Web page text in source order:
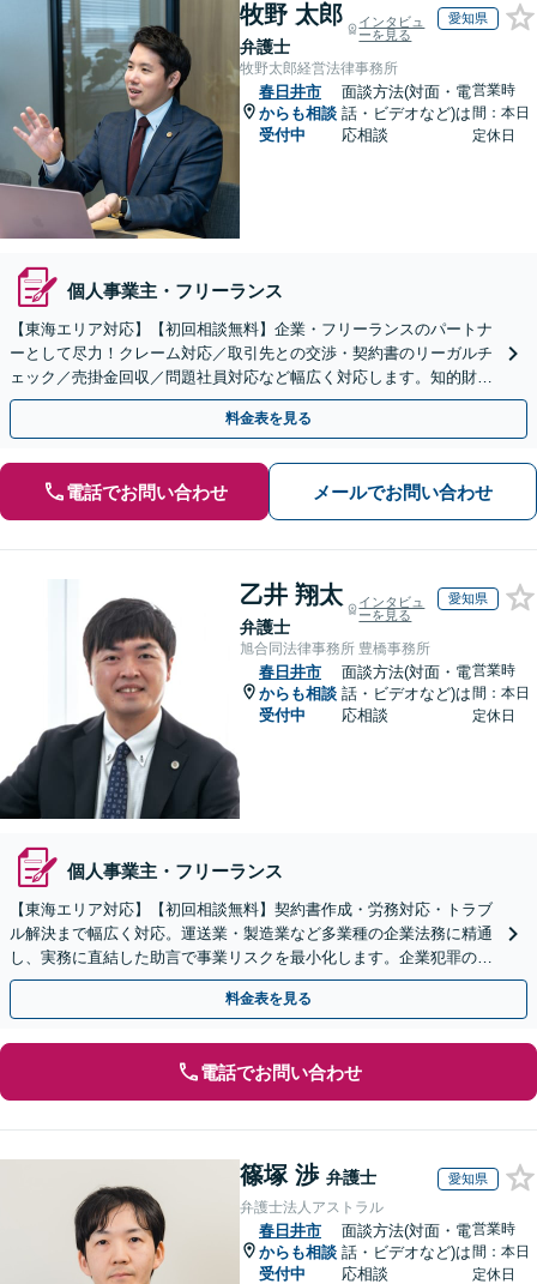
牧野 太郎
弁護士
インタビュ
ーを見る
愛知県
牧野太郎経営法律事務所
春日井市
からも相談
受付中
面談方法(対面・電
話・ビデオなど)は
応相談
営業時
間：本日
定休日
個人事業主・フリーランス
【東海エリア対応】【初回相談無料】企業・フリーランスのパートナ
ーとして尽力！クレーム対応／取引先との交渉・契約書のリーガルチ
ェック／売掛金回収／問題社員対応など幅広く対応します。知的財産
権の相談もお任せ！【顧問契約も受付中】【完全個室】
料金表を見る
電話でお問い合わせ メールでお問い合わせ
乙井 翔太
弁護士
インタビュ
ーを見る
愛知県
旭合同法律事務所 豊橋事務所
春日井市
からも相談
受付中
面談方法(対面・電
話・ビデオなど)は
応相談
営業時
間：本日
定休日
個人事業主・フリーランス
【東海エリア対応】【初回相談無料】契約書作成・労務対応・トラブ
ル解決まで幅広く対応。運送業・製造業など多業種の企業法務に精通
し、実務に直結した助言で事業リスクを最小化します。企業犯罪のご
相談もお任せください【休日・夜間対応OK】
料金表を見る
電話でお問い合わせ
篠塚 渉 弁護士 愛知県
弁護士法人アストラル
春日井市
からも相談
受付中
面談方法(対面・電
話・ビデオなど)は
応相談
営業時
間：本日
定休日